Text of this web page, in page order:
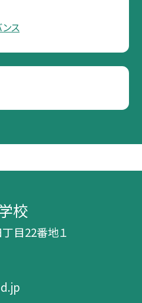
ンス
校
目22番地１